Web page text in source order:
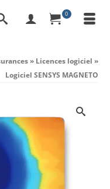
0
» Licences logiciel »
Logiciel SENSYS MAGNETO